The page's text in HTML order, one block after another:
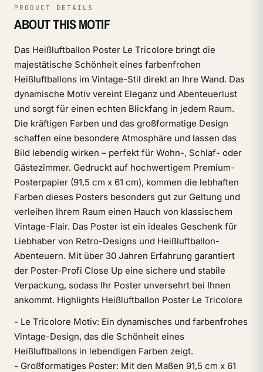
PRODUCT DETAILS
ABOUT THIS MOTIF
Das Heißluftballon Poster Le Tricolore bringt die
majestätische Schönheit eines farbenfrohen
Heißluftballons im Vintage-Stil direkt an Ihre Wand. Das
dynamische Motiv vereint Eleganz und Abenteuerlust
und sorgt für einen echten Blickfang in jedem Raum.
Die kräftigen Farben und das großformatige Design
schaffen eine besondere Atmosphäre und lassen das
Bild lebendig wirken – perfekt für Wohn-, Schlaf- oder
Gästezimmer. Gedruckt auf hochwertigem Premium-
Posterpapier (91,5 cm x 61 cm), kommen die lebhaften
Farben dieses Posters besonders gut zur Geltung und
verleihen Ihrem Raum einen Hauch von klassischem
Vintage-Flair. Das Poster ist ein ideales Geschenk für
Liebhaber von Retro-Designs und Heißluftballon-
Abenteuern. Mit über 30 Jahren Erfahrung garantiert
der Poster-Profi Close Up eine sichere und stabile
Verpackung, sodass Ihr Poster unversehrt bei Ihnen
ankommt. Highlights Heißluftballon Poster Le Tricolore
- Le Tricolore Motiv: Ein dynamisches und farbenfrohes
Vintage-Design, das die Schönheit eines
Heißluftballons in lebendigen Farben zeigt.
- Großformatiges Poster: Mit den Maßen 91,5 cm x 61